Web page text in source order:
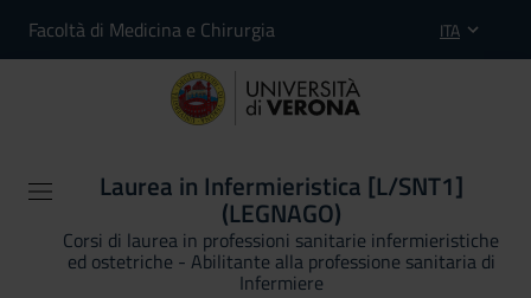
Facoltà di Medicina e Chirurgia ITA
Laurea in Infermieristica [L/SNT1]
(LEGNAGO)
Corsi di laurea in professioni sanitarie infermieristiche
ed ostetriche - Abilitante alla professione sanitaria di
Infermiere